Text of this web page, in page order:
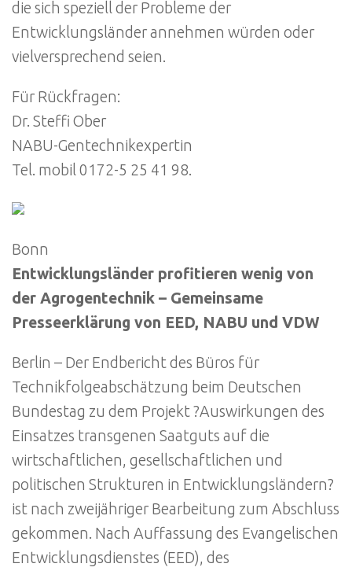
die sich speziell der Probleme der
Entwicklungsländer annehmen würden oder
vielversprechend seien.
Für Rückfragen:
Dr. Steffi Ober
NABU-Gentechnikexpertin
Tel. mobil 0172-5 25 41 98.
Bonn
Entwicklungsländer profitieren wenig von
der Agrogentechnik – Gemeinsame
Presseerklärung von EED, NABU und VDW
Berlin – Der Endbericht des Büros für
Technikfolgeabschätzung beim Deutschen
Bundestag zu dem Projekt ?Auswirkungen des
Einsatzes transgenen Saatguts auf die
wirtschaftlichen, gesellschaftlichen und
politischen Strukturen in Entwicklungsländern?
ist nach zweijähriger Bearbeitung zum Abschluss
gekommen. Nach Auffassung des Evangelischen
Entwicklungsdienstes (EED), des